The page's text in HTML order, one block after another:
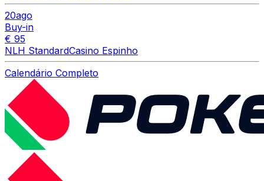
20ago
Buy-in
€ 95
NLH StandardCasino Espinho
Calendário Completo